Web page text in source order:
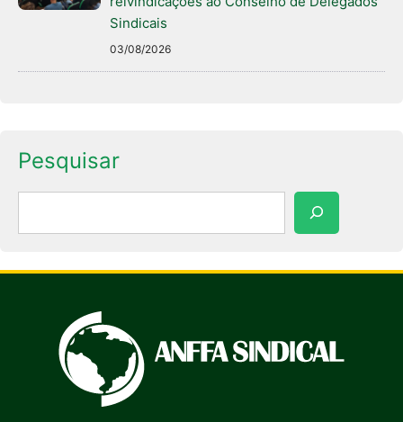
Sindicais
03/08/2026
Pesquisar